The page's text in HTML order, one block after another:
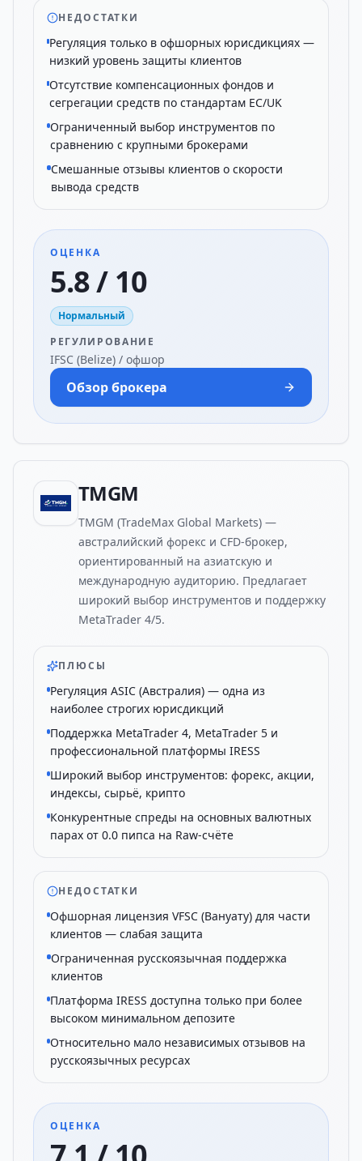
НЕДОСТАТКИ
Регуляция только в офшорных юрисдикциях —
низкий уровень защиты клиентов
Отсутствие компенсационных фондов и
сегрегации средств по стандартам ЕС/UK
Ограниченный выбор инструментов по
сравнению с крупными брокерами
Смешанные отзывы клиентов о скорости
вывода средств
ОЦЕНКА
5.8 / 10
Нормальный
РЕГУЛИРОВАНИЕ
IFSC (Belize) / офшор
Обзор брокера
TMGM
TMGM (TradeMax Global Markets) —
австралийский форекс и CFD-брокер,
ориентированный на азиатскую и
международную аудиторию. Предлагает
широкий выбор инструментов и поддержку
MetaTrader 4/5.
ПЛЮСЫ
Регуляция ASIC (Австралия) — одна из
наиболее строгих юрисдикций
Поддержка MetaTrader 4, MetaTrader 5 и
профессиональной платформы IRESS
Широкий выбор инструментов: форекс, акции,
индексы, сырьё, крипто
Конкурентные спреды на основных валютных
парах от 0.0 пипса на Raw-счёте
НЕДОСТАТКИ
Офшорная лицензия VFSC (Вануату) для части
клиентов — слабая защита
Ограниченная русскоязычная поддержка
клиентов
Платформа IRESS доступна только при более
высоком минимальном депозите
Относительно мало независимых отзывов на
русскоязычных ресурсах
ОЦЕНКА